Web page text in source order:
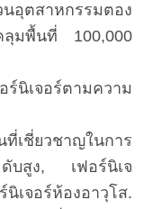
นอุตสาหกรรมตอง
มพื้นที่ 100,000
นิเจอร์ตามความ
เชี่ยวชาญในการ
ดับสูง, เฟอร์นิเจ
เจอร์ห้องอาวุโส.